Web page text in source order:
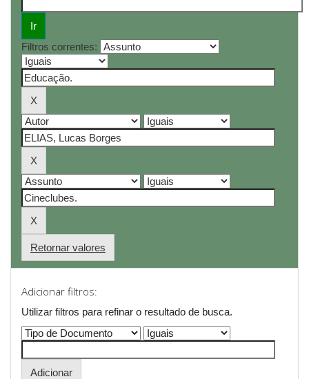
Filtros correntes:
Retornar valores
Adicionar filtros:
Utilizar filtros para refinar o resultado de busca.